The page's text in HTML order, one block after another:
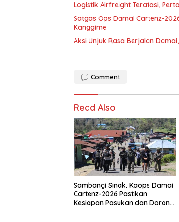
Logistik Airfreight Teratasi,
Satgas Ops Damai Cartenz-
Kanggime
Aksi Unjuk Rasa Berjalan
Comment
Read Also
Sambangi Sinak, Kaops Damai
Cartenz-2026 Pastikan
Kesiapan Pasukan dan Dorong